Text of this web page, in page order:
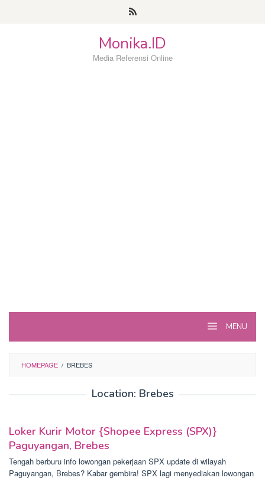
Monika.ID
Media Referensi Online
MENU
HOMEPAGE / BREBES
Location: Brebes
Loker Kurir Motor {Shopee Express (SPX)}
Paguyangan, Brebes
Tengah berburu info lowongan pekerjaan SPX update di wilayah
Paguyangan, Brebes? Kabar gembira! SPX lagi menyediakan lowongan